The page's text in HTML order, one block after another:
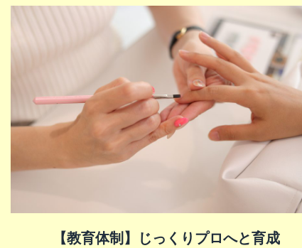
【教育体制】じっくりプロへと育成